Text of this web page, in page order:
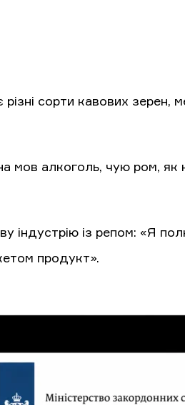
сорти кавових зерен,
алкоголь, чую ром, як
індустрію із репом: «Я
продукт».